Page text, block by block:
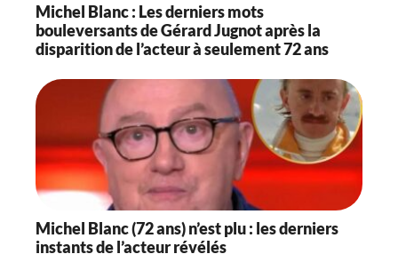
Michel Blanc : Les derniers mots
bouleversants de Gérard Jugnot après la
disparition de l’acteur à seulement 72 ans
Michel Blanc (72 ans) n’est plu : les derniers
instants de l’acteur révélés